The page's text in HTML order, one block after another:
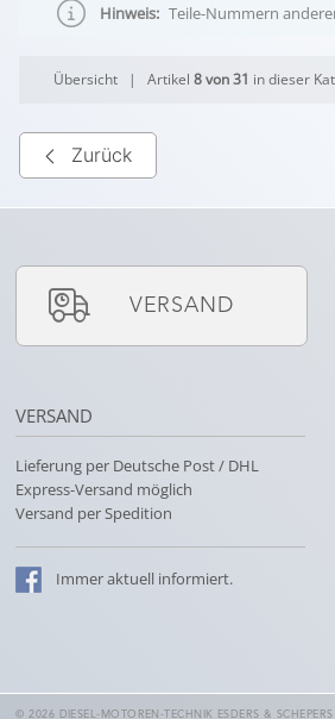
Hinweis: Teile-Nummern
Übersicht | Artikel8 von 31 in dieser
Zurück
VERSAND
VERSAND
Lieferung per Deutsche Post / DHL
Express-Versand möglich
Versand per Spedition
Immeraktuell informiert.
© 2026 DIESEL-MOTOREN-TECHNIK ESDERS & SCHEPERS